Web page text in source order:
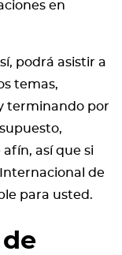
en
podrá asistir a
temas,
terminando por
así que si
de
para usted.